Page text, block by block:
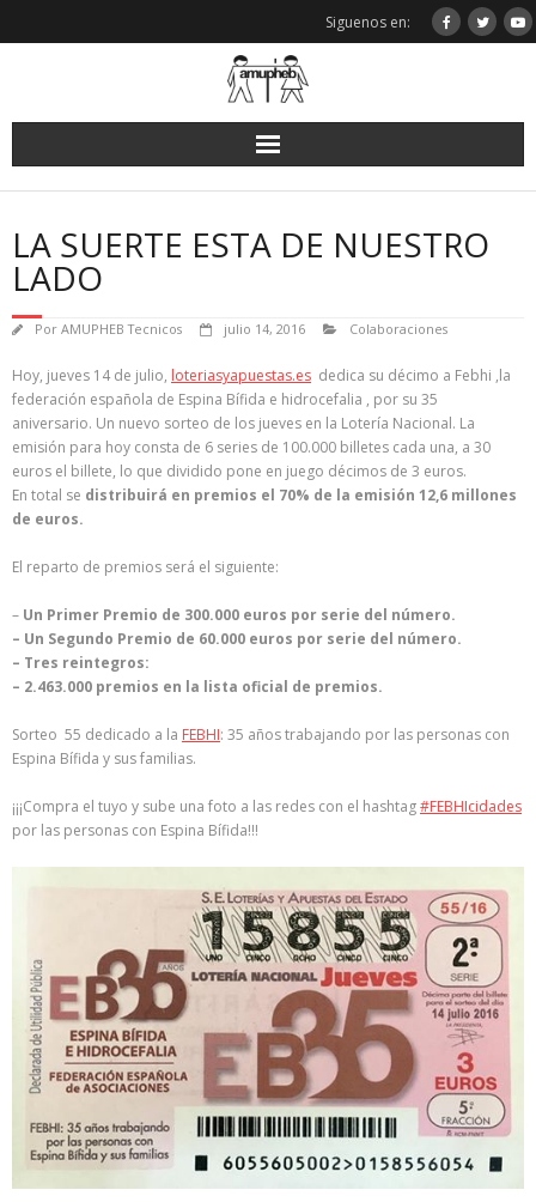
Siguenos en:
LA SUERTE ESTA DE NUESTRO
LADO
Por AMUPHEB Tecnicos julio 14, 2016 Colaboraciones
Hoy, jueves 14 de julio, loteriasyapuestas.es dedica su décimo a Febhi ,la
federación española de Espina Bífida e hidrocefalia , por su 35
aniversario. Un nuevo sorteo de los jueves en la Lotería Nacional. La
emisión para hoy consta de 6 series de 100.000 billetes cada una, a 30
euros el billete, lo que dividido pone en juego décimos de 3 euros.
En total se distribuirá en premios el 70% de la emisión 12,6 millones
de euros.
El reparto de premios será el siguiente:
– Un Primer Premio de 300.000 euros por serie del número.
– Un Segundo Premio de 60.000 euros por serie del número.
– Tres reintegros:
– 2.463.000 premios en la lista oficial de premios.
Sorteo 55 dedicado a la FEBHI: 35 años trabajando por las personas con
Espina Bífida y sus familias.
¡¡¡Compra el tuyo y sube una foto a las redes con el hashtag‪#‎FEBHIcidades‬
por las personas con Espina Bífida!!!